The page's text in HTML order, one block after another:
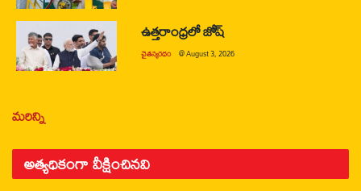
ఉత్తరాంధ్రలో జోష్
చైతన్యరధం @August 3, 2026
మరిన్ని
అత్యధికంగా వీక్షించినవి